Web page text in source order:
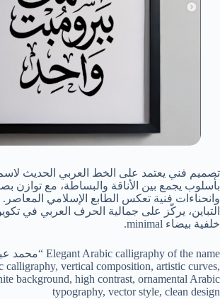
تصميم فني يعتمد على الخط العربي الحديث
بأسلوب يجمع بين الأناقة والبساطة، مع
وانحناءات فنية تعكس الطابع الإسلامي
التباين، يركّز على جمالية الحرف العربي في
خلفية بيضاء minimal.
calligraphy, vertical composition, artistic curves,
background, high contrast, ornamental Arabic
typography, vector style, clean design